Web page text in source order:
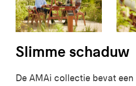
Slimme schaduw
De AMAi collectie bevat een